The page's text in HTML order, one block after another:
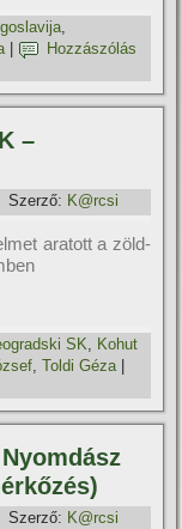
,
|
Hozzászólás
–
Szerző: K@rcsi
aratott a zöld-
SK, Kohut
,Toldi Géza|
Szerző: K@rcsi